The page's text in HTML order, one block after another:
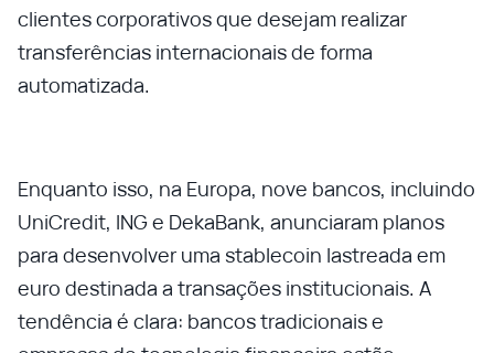
clientes corporativos que desejam realizar
transferências internacionais de forma
automatizada.
Enquanto isso, na Europa, nove bancos, incluindo
UniCredit, ING e DekaBank, anunciaram planos
para desenvolver uma stablecoin lastreada em
euro destinada a transações institucionais. A
tendência é clara: bancos tradicionais e